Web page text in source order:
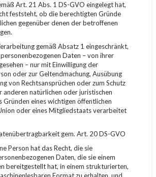
Art. 21 Abs. 1 DS-GVO eingelegt hat,
feststeht, ob die berechtigten Gründe
gegenüber denen der betroffenen
gemäß Absatz 1 eingeschränkt,
Daten – von ihrer
– nur mit Einwilligung der
oder zur Geltendmachung, Ausübung
von Rechtsansprüchen oder zum Schutz
anderen natürlichen oder juristischen
Gründen eines wichtigen öffentlichen
oder eines Mitgliedstaats verarbeitet
gem. Art. 20 DS-GVO
Person hat das Recht, die sie
Daten, die sie einem
bereitgestellt hat, in einem strukturierten,